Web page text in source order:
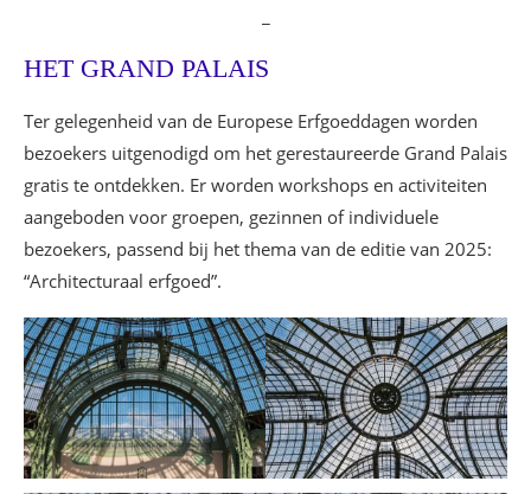
HET GRAND PALAIS
Ter gelegenheid van de Europese Erfgoeddagen worden
bezoekers uitgenodigd om het gerestaureerde Grand Palais
gratis te ontdekken. Er worden workshops en activiteiten
aangeboden voor groepen, gezinnen of individuele
bezoekers, passend bij het thema van de editie van 2025:
“Architecturaal erfgoed”.